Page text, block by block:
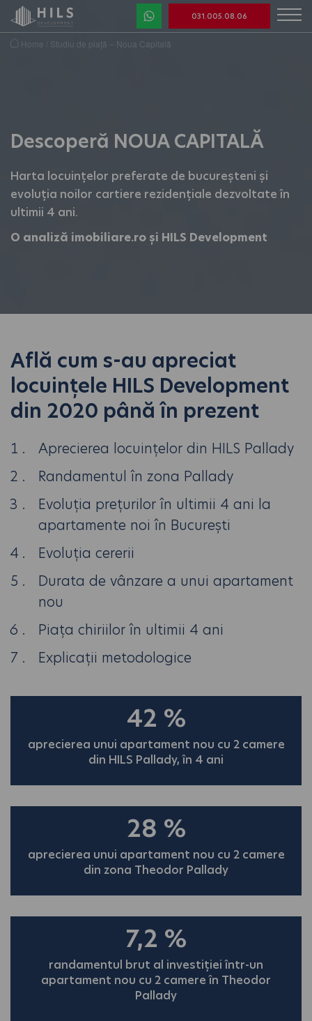
031.005.08.06
Home Studiu de piață – Noua Capitală
Descoperă NOUA CAPITALĂ
Harta locuințelor preferate de bucureșteni și
evoluția noilor cartiere rezidențiale dezvoltate în
ultimii 4 ani.
O analiză imobiliare.ro și HILS Development
Află cum s-au apreciat
locuințele HILS Development
din 2020 până în prezent
Aprecierea locuințelor din HILS Pallady
Randamentul în zona Pallady
Evoluția prețurilor în ultimii 4 ani la
apartamente noi în București
Evoluția cererii
Durata de vânzare a unui apartament
nou
Piața chiriilor în ultimii 4 ani
Explicații metodologice
42 %
aprecierea unui apartament nou cu 2 camere
din HILS Pallady, în 4 ani
28 %
aprecierea unui apartament nou cu 2 camere
din zona Theodor Pallady
7,2 %
randamentul brut al investiției într-un
apartament nou cu 2 camere în Theodor
Pallady